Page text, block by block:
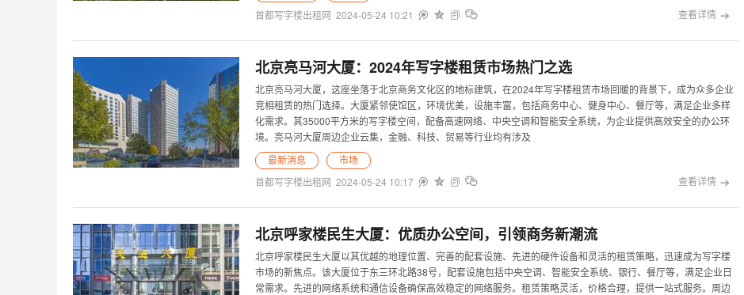
首都写字楼出租网 2024-05-24 10:21     查看详情 
北京亮马河大厦：2024年写字楼租赁市场热门之选
北京亮马河大厦，这座坐落于北京商务文化区的地标建筑，在2024年写字楼租赁市场回暖的背景下，成为众多企业
竞相租赁的热门选择。大厦紧邻使馆区，环境优美，设施丰富，包括商务中心、健身中心、餐厅等，满足企业多样
化需求。其35000平方米的写字楼空间，配备高速网络、中央空调和智能安全系统，为企业提供高效安全的办公环
境。亮马河大厦周边企业云集，金融、科技、贸易等行业均有涉及
最新消息 市场
首都写字楼出租网 2024-05-24 10:17     查看详情 
北京呼家楼民生大厦：优质办公空间，引领商务新潮流
北京呼家楼民生大厦以其优越的地理位置、完善的配套设施、先进的硬件设备和灵活的租赁策略，迅速成为写字楼
市场的新焦点。该大厦位于东三环北路38号，配套设施包括中央空调、智能安全系统、银行、餐厅等，满足企业日
常需求。先进的网络系统和通信设备确保高效稳定的网络服务。租赁策略灵活，价格合理，提供一站式服务。周边